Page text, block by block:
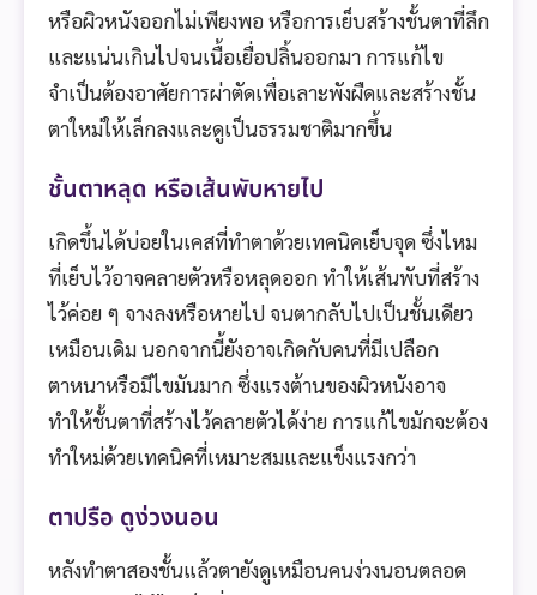
หรือผิวหนังออกไม่เพียงพอ หรือการเย็บสร้างชั้นตาที่ลึก
และแน่นเกินไปจนเนื้อเยื่อปลิ้นออกมา การแก้ไข
จำเป็นต้องอาศัยการผ่าตัดเพื่อเลาะพังผืดและสร้างชั้น
ตาใหม่ให้เล็กลงและดูเป็นธรรมชาติมากขึ้น
ชั้นตาหลุด หรือเส้นพับหายไป
เกิดขึ้นได้บ่อยในเคสที่ทำตาด้วยเทคนิคเย็บจุด ซึ่งไหม
ที่เย็บไว้อาจคลายตัวหรือหลุดออก ทำให้เส้นพับที่สร้าง
ไว้ค่อย ๆ จางลงหรือหายไป จนตากลับไปเป็นชั้นเดียว
เหมือนเดิม นอกจากนี้ยังอาจเกิดกับคนที่มีเปลือก
ตาหนาหรือมีไขมันมาก ซึ่งแรงต้านของผิวหนังอาจ
ทำให้ชั้นตาที่สร้างไว้คลายตัวได้ง่าย การแก้ไขมักจะต้อง
ทำใหม่ด้วยเทคนิคที่เหมาะสมและแข็งแรงกว่า
ตาปรือ ดูง่วงนอน
หลังทำตาสองชั้นแล้วตายังดูเหมือนคนง่วงนอนตลอด